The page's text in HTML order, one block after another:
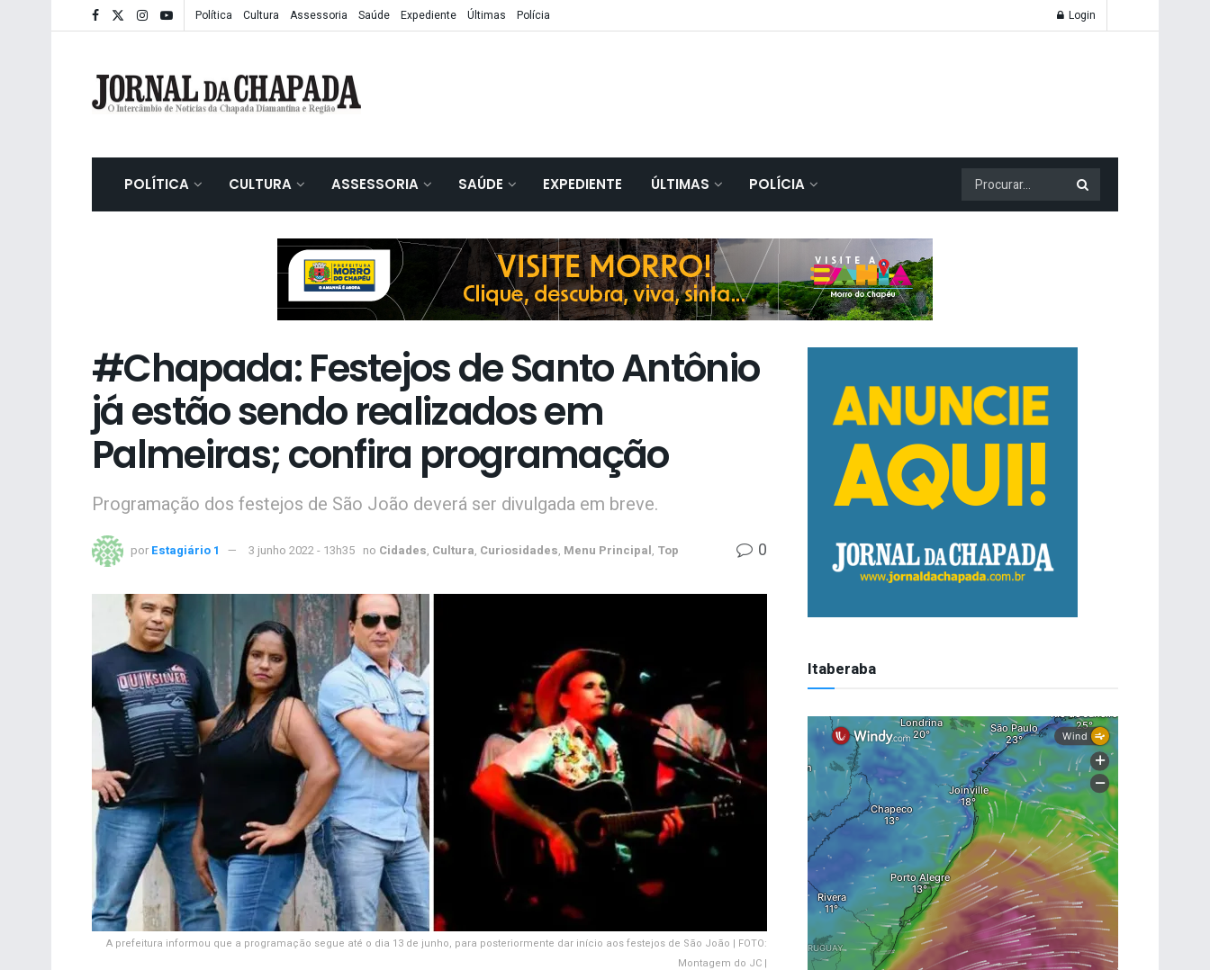
Política Cultura Assessoria Saúde Expediente Últimas Polícia Login
POLÍTICA CULTURA ASSESSORIA SAÚDE EXPEDIENTE ÚLTIMAS POLÍCIA
#Chapada: Festejos de Santo Antônio
já estão sendo realizados em
Palmeiras; confira programação
Programação dos festejos de São João deverá ser divulgada em breve.
por Estagiário 1 3 junho 2022 - 13h35 no Cidades, Cultura, Curiosidades, Menu Principal, Top 0
A prefeitura informou que a programação segue até o dia 13 de junho, para posteriormente dar início aos festejos de São João | FOTO:
Montagem do JC |
Itaberaba